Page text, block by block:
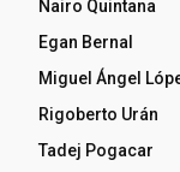
Nairo Quintana
Egan Bernal
Miguel Ángel
Rigoberto Urán
Tadej Pogacar